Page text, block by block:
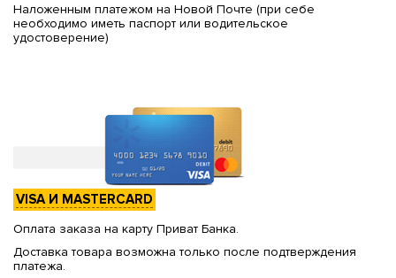
Наложенным платежом на Новой Почте (при себе
необходимо иметь паспорт или водительское
удостоверение)
VISA И MASTERCARD
Оплата заказа на карту Приват Банка.
Доставка товара возможна только после подтверждения
платежа.